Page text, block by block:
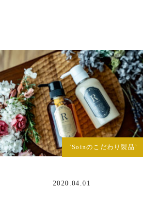
`Soinのこだわり製品`
2020.04.01